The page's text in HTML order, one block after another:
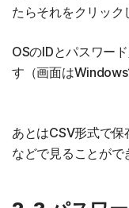
たらそれをクリック
OSのIDとパスワー
す（画面は
あとはCSV形式で
などで見ることがで